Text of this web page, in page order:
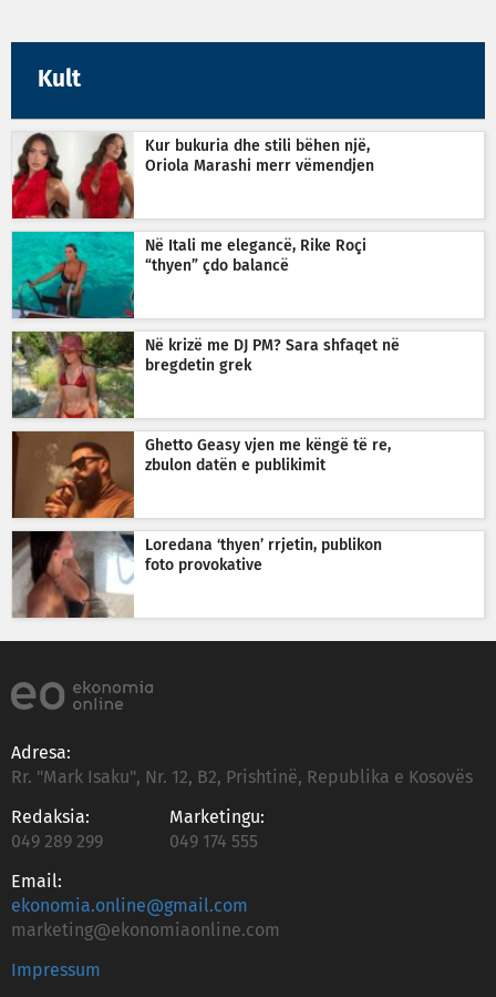
Kult
Kur bukuria dhe stili bëhen një,
Oriola Marashi merr vëmendjen
Në Itali me elegancë, Rike Roçi
“thyen” çdo balancë
Në krizë me DJ PM? Sara shfaqet në
bregdetin grek
Ghetto Geasy vjen me këngë të re,
zbulon datën e publikimit
Loredana ‘thyen’ rrjetin, publikon
foto provokative
Adresa:
Rr. "Mark Isaku", Nr. 12, B2, Prishtinë, Republika e Kosovës
Redaksia:
049 289 299
Marketingu:
049 174 555
Email:
ekonomia.online@gmail.com
marketing@ekonomiaonline.com
Impressum